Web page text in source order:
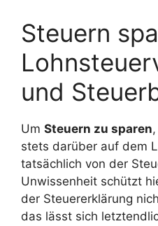
Steuern
und
Um Steuern zu sparen
stets darüber auf dem
tatsächlich von der
Unwissenheit schützt
der Steuererklärung
das lässt sich